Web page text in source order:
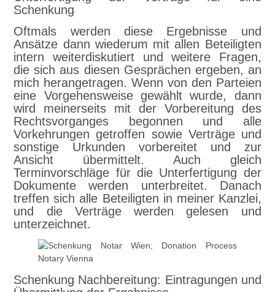
Schenkung
Oftmals werden diese Ergebnisse und
Ansätze dann wiederum mit allen Beteiligten
intern weiterdiskutiert und weitere Fragen,
die sich aus diesen Gesprächen ergeben, an
mich herangetragen. Wenn von den Parteien
eine Vorgehensweise gewählt wurde, dann
wird meinerseits mit der Vorbereitung des
Rechtsvorganges begonnen und alle
Vorkehrungen getroffen sowie Verträge und
sonstige Urkunden vorbereitet und zur
Ansicht übermittelt. Auch gleich
Terminvorschläge für die Unterfertigung der
Dokumente werden unterbreitet. Danach
treffen sich alle Beteiligten in meiner Kanzlei,
und die Verträge werden gelesen und
unterzeichnet.
Schenkung Nachbereitung: Eintragungen und